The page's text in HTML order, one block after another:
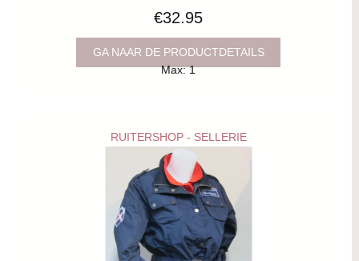
€32.95
GA NAAR DE PRODUCTDETAILS
Max: 1
RUITERSHOP - SELLERIE